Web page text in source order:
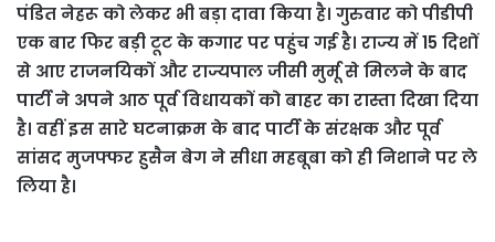
पंडित नेहरू को लेकर भी बड़ा दावा किया है। गुरुवार को पीडीपी
एक बार फिर बड़ी टूट के कगार पर पहुंच गई है। राज्य में 15 दिशों
से आए राजनयिकों और राज्यपाल जीसी मुर्मू से मिलने के बाद
पार्टी ने अपने आठ पूर्व विधायकों को बाहर का रास्ता दिखा दिया
है। वहीं इस सारे घटनाक्रम के बाद पार्टी के संरक्षक और पूर्व
सांसद मुजफ्फर हुसैन बेग ने सीधा महबूबा को ही निशाने पर ले
लिया है।